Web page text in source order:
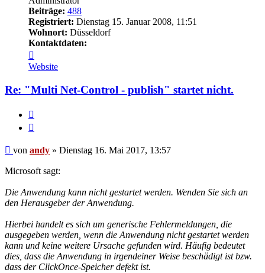
Beiträge: 488
Registriert: Dienstag 15. Januar 2008, 11:51
Wohnort: Düsseldorf
Kontaktdaten:
von
andy
Website
Re: "Multi Net-Control - publish" startet nicht.
Beitrag
von andy » Dienstag 16. Mai 2017, 13:57
Microsoft sagt:
Die Anwendung kann nicht gestartet werden. Wenden Sie sich an
den Herausgeber der Anwendung.
Hierbei handelt es sich um generische Fehlermeldungen, die
ausgegeben werden, wenn die Anwendung nicht gestartet werden
kann und keine weitere Ursache gefunden wird. Häufig bedeutet
dies, dass die Anwendung in irgendeiner Weise beschädigt ist bzw.
dass der ClickOnce-Speicher defekt ist.